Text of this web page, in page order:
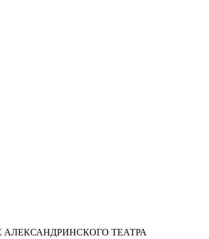
ТЕАТРА